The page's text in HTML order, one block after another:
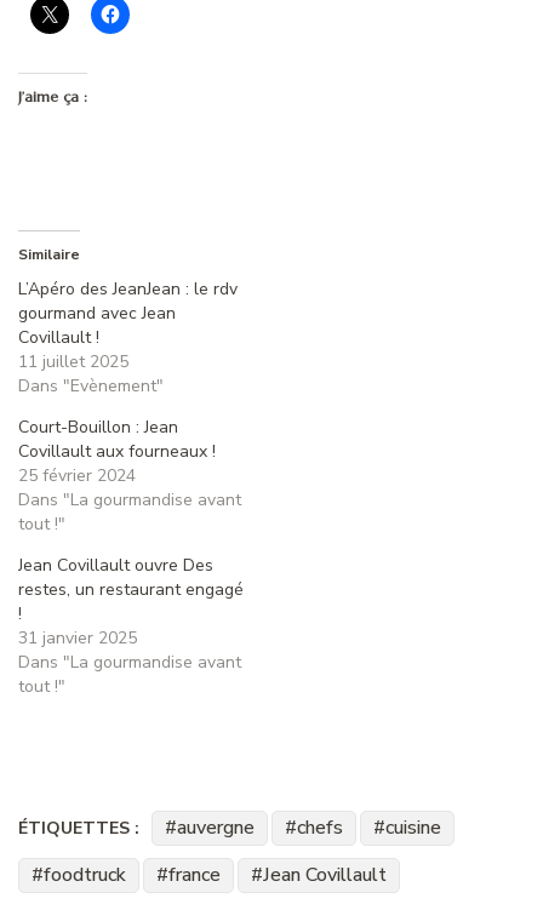
J’aime ça :
Similaire
L’Apéro des JeanJean : le rdv
gourmand avec Jean
Covillault !
11 juillet 2025
Dans "Evènement"
Court-Bouillon : Jean
Covillault aux fourneaux !
25 février 2024
Dans "La gourmandise avant
tout !"
Jean Covillault ouvre Des
restes, un restaurant engagé
!
31 janvier 2025
Dans "La gourmandise avant
tout !"
ÉTIQUETTES : auvergne chefs
cuisine
foodtruck
france
Jean Covillault